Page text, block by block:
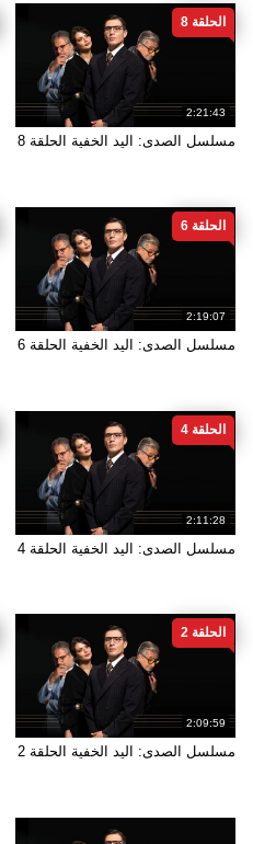
2:21:43
الحلقة 8
مسلسل الصدى: اليد الخفية الحلقة 8
2:19:07
الحلقة 6
مسلسل الصدى: اليد الخفية الحلقة 6
2:11:28
الحلقة 4
مسلسل الصدى: اليد الخفية الحلقة 4
2:09:59
الحلقة 2
مسلسل الصدى: اليد الخفية الحلقة 2